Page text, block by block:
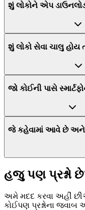
શું લોકોને એપ
શું લોકો સેવા ચાલુ હોય
જો કોઈની પાસે
જે કહેવામાં આવે છે અને
હજુ પણ પ્રશ્નો
અમે મદદ કરવા અહીં
કોઈપણ પ્રશ્નોના